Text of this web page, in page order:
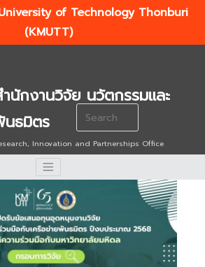
of Technology Thonburi
(KMUTT)
นักงานวิจัย นวัตกรรมและ
ธมิตร
Innovation and Partnerships Office
Search
for: